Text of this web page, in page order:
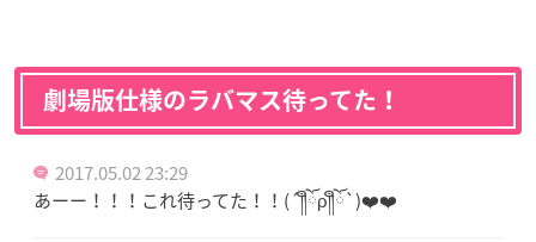
劇場版仕様のラバマス待ってた！
2017.05.02 23:29
あーー！！！これ待ってた！！(´༎ຶོρ༎ຶོ`)❤️❤️